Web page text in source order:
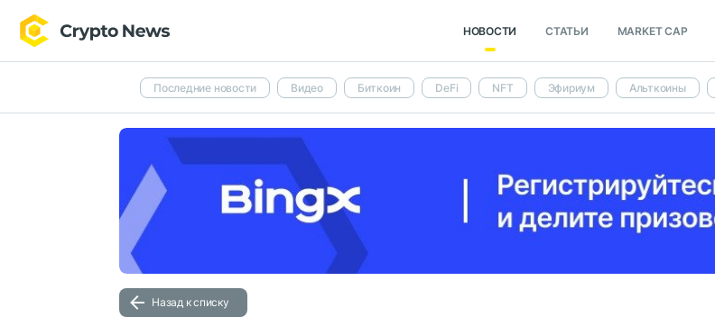
НОВОСТИ СТАТЬИ MARKET CAP
Последние новости Видео Биткоин DeFi NFT Эфириум Альткоины
Назад к списку